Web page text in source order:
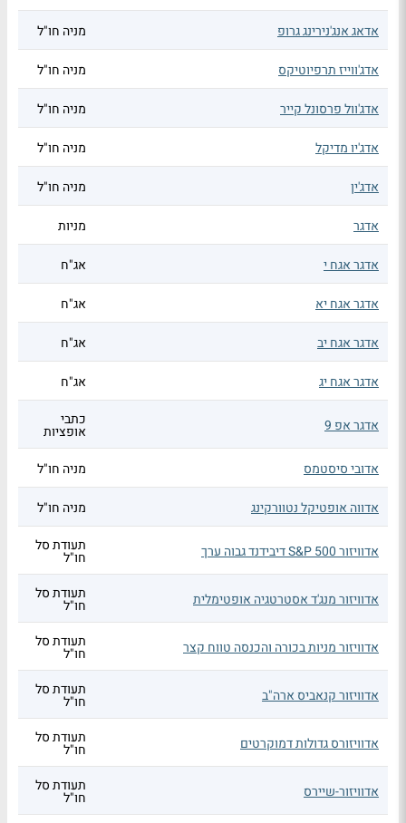
אדאג אנג'נירינג גרופ מניה חו"ל
אדג'ווייז תרפיוטיקס מניה חו"ל
אדג'וול פרסונל קייר מניה חו"ל
אדג'יו מדיקל מניה חו"ל
אדג'ין מניה חו"ל
אדגר מניות
אדגר אגח י אג"ח
אדגר אגח יא אג"ח
אדגר אגח יב אג"ח
אדגר אגח יג אג"ח
אדגר אפ 9 כתבי
אופציות
אדובי סיסטמס
מניה חו"ל
אדווה אופטיקל נטוורקינג מניה חו"ל
אדוויזור S&P 500 דיבידנד גבוה ערך תעודת סל
חו"ל
אדוויזור מנג'ד אסטרטגיה אופטימלית תעודת סל
חו"ל
אדוויזור מניות בכורה והכנסה טווח קצר תעודת סל
חו"ל
אדוויזור קנאביס ארה"ב תעודת סל
חו"ל
אדוויזורס גדולות דמוקרטים תעודת סל
חו"ל
אדוויזור-שיירס תעודת סל
חו"ל